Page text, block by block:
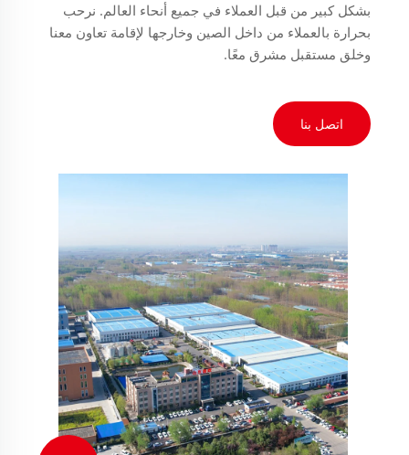
بشكل كبير من قبل العملاء في جميع أنحاء العالم. نرحب
بحرارة بالعملاء من داخل الصين وخارجها لإقامة تعاون معنا
وخلق مستقبل مشرق معًا.
اتصل بنا